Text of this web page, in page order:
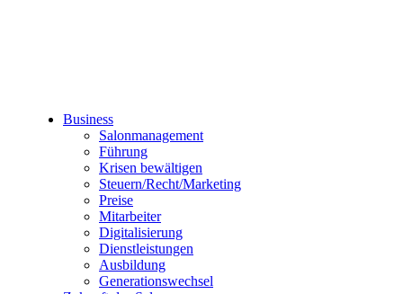
Business
Salonmanagement
Führung
Krisen bewältigen
Steuern/Recht/Marketing
Preise
Mitarbeiter
Digitalisierung
Dienstleistungen
Ausbildung
Generationswechsel